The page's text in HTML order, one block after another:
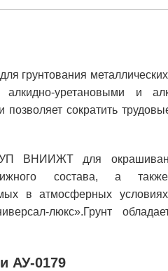
грунтования
уретановыми и
сократить
ВНИИЖТ для
состава, а также
в атмосферных
люкс».Грунт
АУ-0179